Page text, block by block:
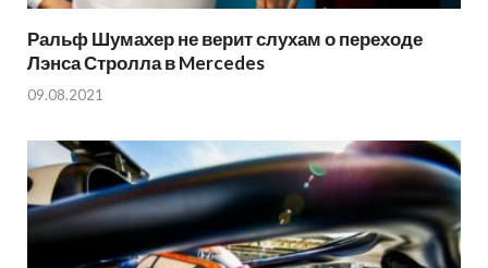
Ральф Шумахер не верит слухам о переходе
Лэнса Стролла в Mercedes
09.08.2021